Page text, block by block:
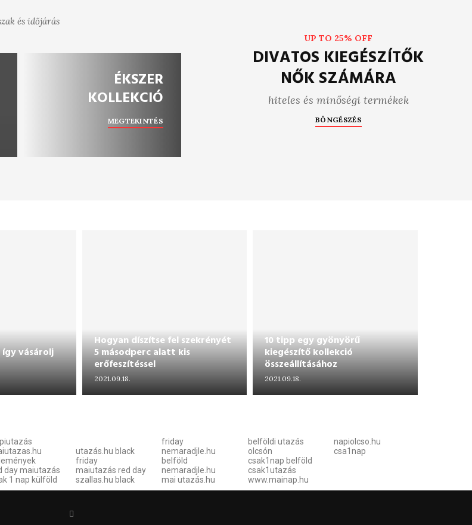
és időjárás
ÉKSZER
KOLLEKCIÓ
MEGTEKINTÉS
UP TO 25% OFF
DIVATOS KIEGÉSZÍTŐK
NŐK SZÁMÁRA
hiteles és minőségi termékek
BÖNGÉSZÉS
így vásárolj
Hogyan díszítse fel szekrényét
5 másodperc alatt kis
erőfeszítéssel
2021.09.18.
10 tipp egy gyönyörű
kiegészítő kollekció
összeállításához
2021.09.18.
day maiutazás
1 nap külföld
utazás.hu black
friday
maiutazás red day
szallas.hu black
friday
nemaradjle.hu
belföld
nemaradjle.hu
mai utazás.hu
belföldi utazás
olcsón
csak1nap belföld
csak1utazás
www.mainap.hu
napiolcso.hu
csa1nap